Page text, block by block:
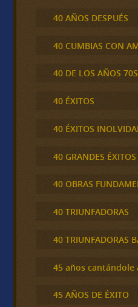
40 AÑOS DESPUÉS
40 CUMBIAS CON
40 DE LOS AÑOS 70S
40 ÉXITOS
40 ÉXITOS
40 GRANDES ÉXITOS
40 OBRAS
40 TRIUNFADORAS
40 TRIUNFADORAS
45 años
45 AÑOS DE ÉXITO